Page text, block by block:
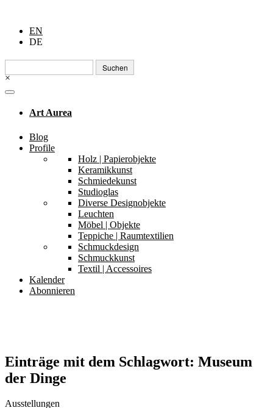
EN
DE
Suchen
nach:
×
Art Aurea
Blog
Profile
Holz | Papierobjekte
Keramikkunst
Schmiedekunst
Studioglas
Diverse Designobjekte
Leuchten
Möbel | Objekte
Teppiche | Raumtextilien
Schmuckdesign
Schmuckkunst
Textil | Accessoires
Kalender
Abonnieren
Einträge mit dem Schlagwort: Museum
der Dinge
Ausstellungen